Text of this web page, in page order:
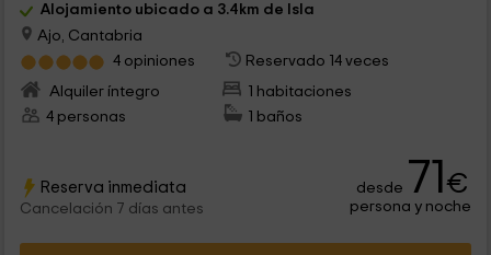
Alojamiento ubicado a 3.4km de Isla
Ajo, Cantabria
4 opiniones
Reservado 14 veces
Alquiler íntegro
1 habitaciones
4 personas
1 baños
Reserva inmediata
Cancelación 7 días antes
desde 71€
persona y noche